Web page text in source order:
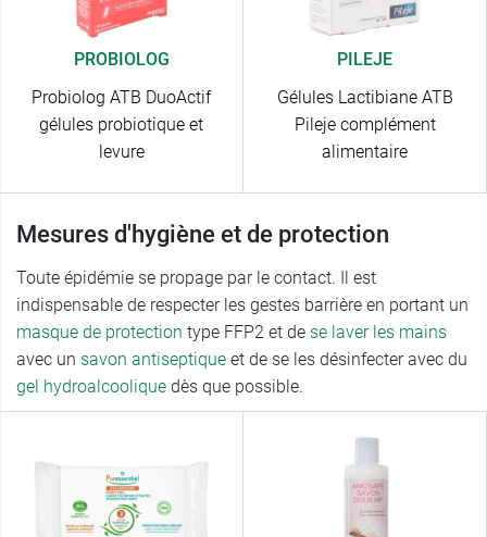
PROBIOLOG
Probiolog ATB DuoActif
gélules probiotique et
levure
PILEJE
Gélules Lactibiane ATB
Pileje complément
alimentaire
Mesures d'hygiène et de protection
Toute épidémie se propage par le contact. Il est
indispensable de respecter les gestes barrière en portant un
masque de protection type FFP2 et de se laver les mains
avec un savon antiseptique et de se les désinfecter avec du
gel hydroalcoolique dès que possible.